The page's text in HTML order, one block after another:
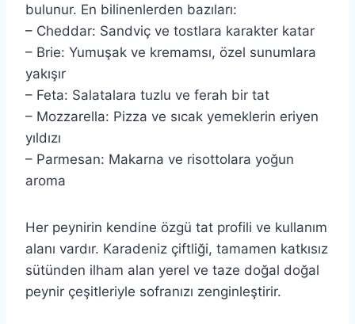
bulunur. En bilinenlerden bazıları:
– Cheddar: Sandviç ve tostlara karakter katar
– Brie: Yumuşak ve kremamsı, özel sunumlara
yakışır
– Feta: Salatalara tuzlu ve ferah bir tat
– Mozzarella: Pizza ve sıcak yemeklerin eriyen
yıldızı
– Parmesan: Makarna ve risottolara yoğun
aroma
Her peynirin kendine özgü tat profili ve kullanım
alanı vardır. Karadeniz çiftliği, tamamen katkısız
sütünden ilham alan yerel ve taze doğal doğal
peynir çeşitleriyle sofranızı zenginleştirir.